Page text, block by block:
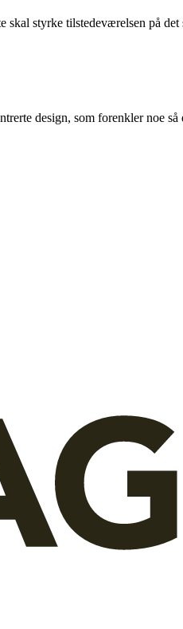
styrke tilstedeværelsen på det
design, som forenkler noe så